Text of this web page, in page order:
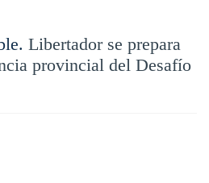
Libertador se prepara
provincial del Desafío